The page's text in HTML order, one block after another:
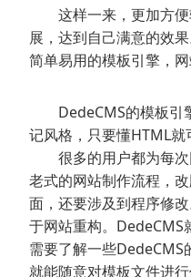
这样一来，更加方便
展，达到自己满意的效果
简单易用的模板引擎，
DedeCMS的模板引
记风格，只要懂HTML就
很多的用户都为每次
老式的网站制作流程，
面，还要涉及到程序修
于网站重构。DedeCMS
需要了解一些DedeCMS
就能随意对模板文件进